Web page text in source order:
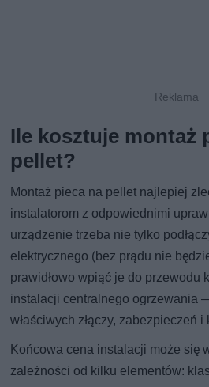
Ile kosztuje montaż
pellet?
Montaż pieca na pellet najlepiej
instalatorom z odpowiednimi
urządzenie trzeba nie tylko
elektrycznego (bez prądu nie
prawidłowo wpiąć je do przewodu
instalacji centralnego ogrzewania
właściwych złączy, zabezpieczeń i
Końcowa cena instalacji może się
zależności od kilku elementów: